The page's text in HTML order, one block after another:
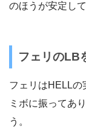
のほうが安定し
フェリのLB
フェリはHELLの
ミボに振ってあ
う。